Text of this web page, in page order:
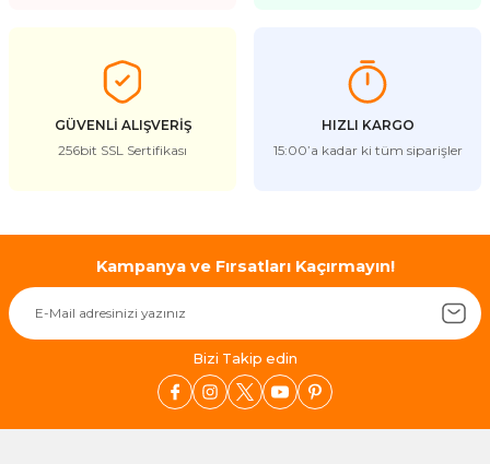
GÜVENLİ ALIŞVERİŞ
256bit SSL Sertifikası
HIZLI KARGO
15:00’a kadar ki tüm siparişler
Kampanya ve Fırsatları Kaçırmayın!
Bizi Takip edin